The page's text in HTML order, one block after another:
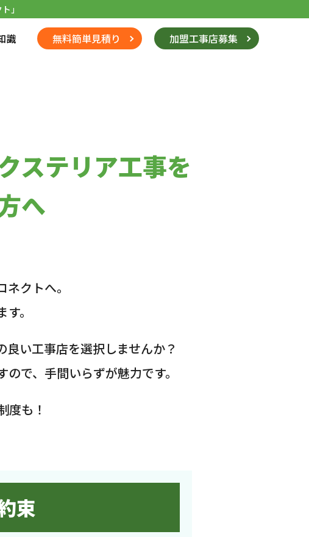
」
識 無料簡単見積り 加盟工事店募集
ステリア工事を
へ
クトへ。
。
い工事店を選択しませんか？
で、手間いらずが魅力です。
度も！
束